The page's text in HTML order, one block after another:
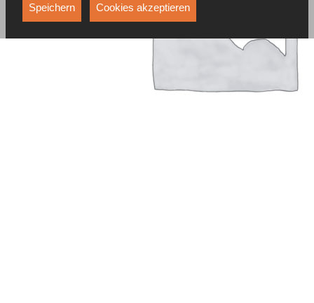
dieselbe Werbung ständig angezeigt wird.
Speichern Cookies akzeptieren